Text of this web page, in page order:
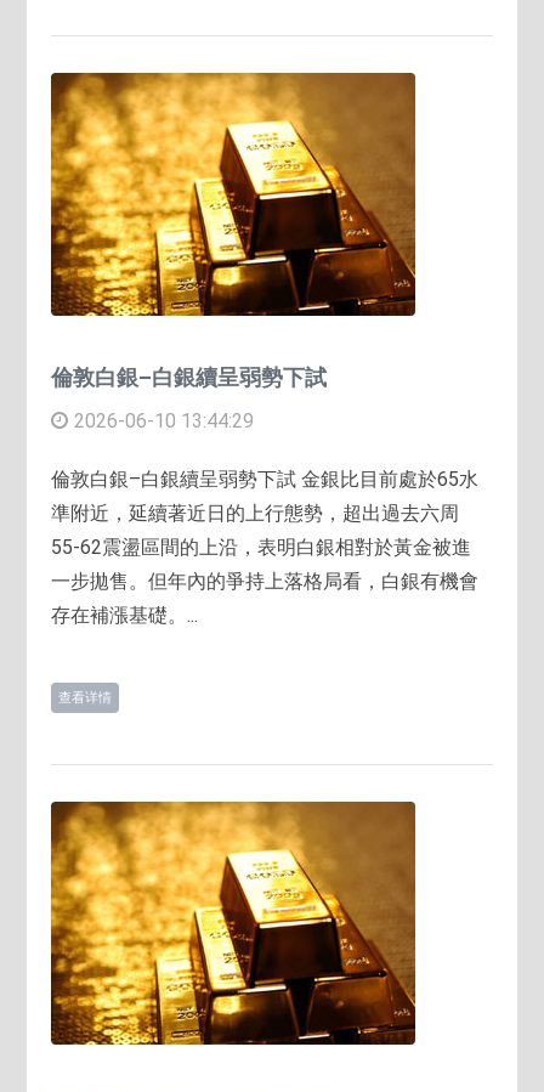
倫敦白銀–白銀續呈弱勢下試
2026-06-10 13:44:29
倫敦白銀–白銀續呈弱勢下試 金銀比目前處於65水
準附近，延續著近日的上行態勢，超出過去六周
55-62震盪區間的上沿，表明白銀相對於黃金被進
一步拋售。但年內的爭持上落格局看，白銀有機會
存在補漲基礎。...
查看详情